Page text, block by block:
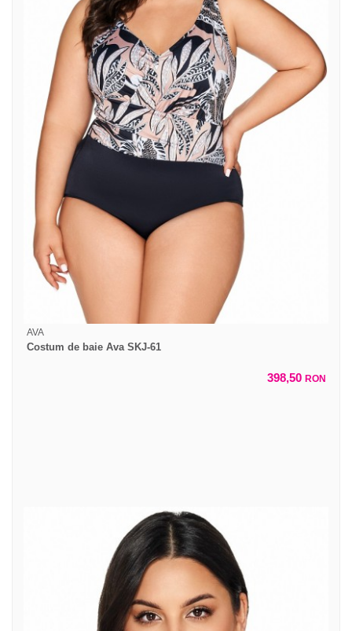
AVA
Costum de baie Ava SKJ-61
398,50 RON